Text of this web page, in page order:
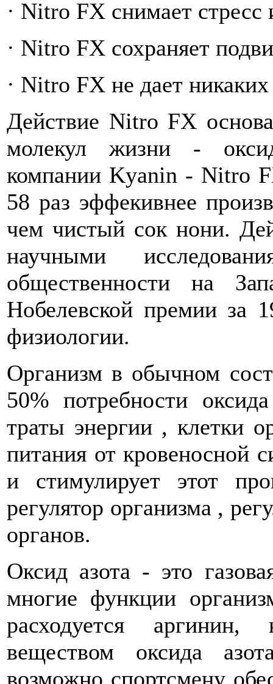
· Nitro FX снимает
· Nitro FX сохраняет
· Nitro FX не дает
Действие Nitro FX
молекул жизни -
компании Kyanin - Nitro
58 раз эффекивнее
чем чистый сок нони.
научными
общественности на
Нобелевской премии за
физиологии.
Организм в обычном
50% потребности
траты энергии , клетки
питания от кровеносной
и стимулирует этот
регулятор организма ,
органов.
Оксид азота - это
многие функции
расходуется аргинин,
веществом оксида
возможно спортсмену